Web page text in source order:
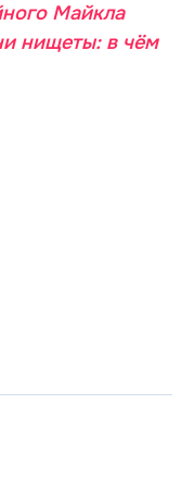
Майкла
нищеты: в чём